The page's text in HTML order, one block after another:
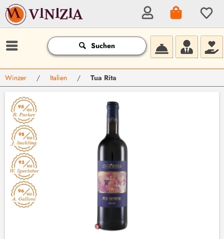
Suchen
Winzer / Italien / Tua Rita
95
98
93
96